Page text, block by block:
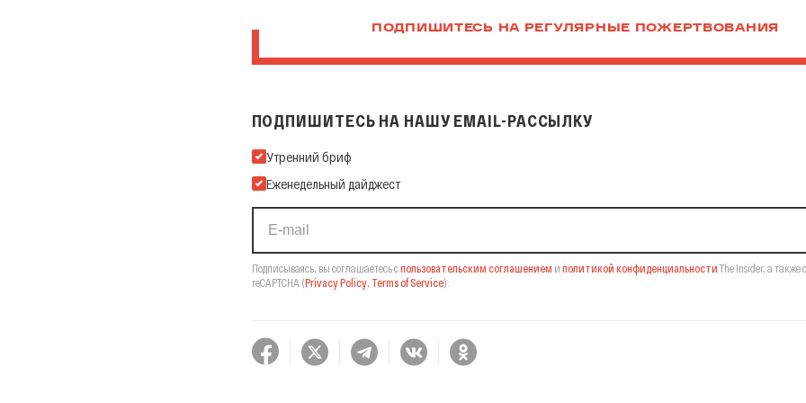
ПОДПИШИТЕСЬ НА РЕГУЛЯРНЫЕ ПОЖЕРТВОВАНИЯ
ПОДПИШИТЕСЬ НА НАШУ EMAIL-РАССЫЛКУ
Подпишитесь на нашу Email-рассылку
Утренний бриф
Еженедельный дайджест
Подписываясь, вы соглашаетесь спользовательским соглашением и политикой конфиденциальности The Insider, а также
reCAPTCHA (Privacy Policy, Terms of Service).